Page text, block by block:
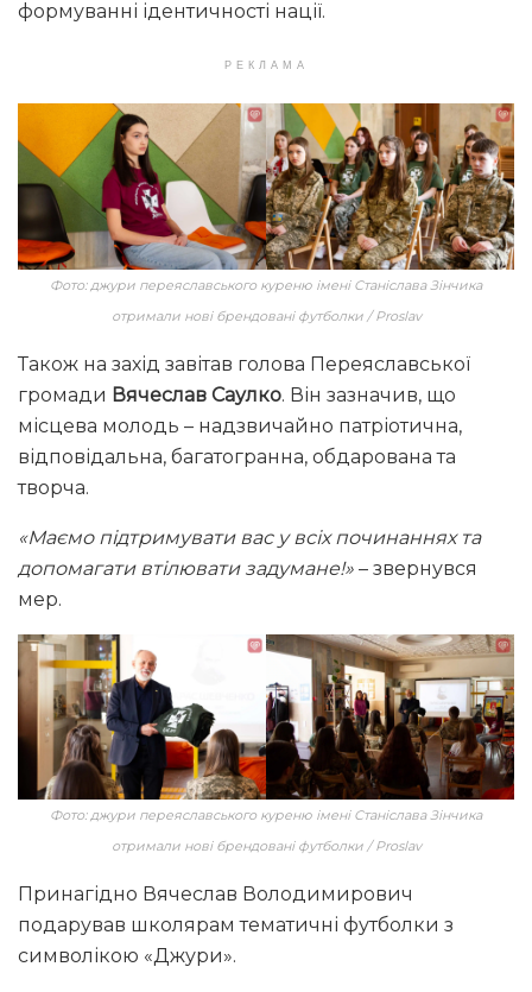
формуванні ідентичності нації.
РЕКЛАМА
Фото: джури переяславського куреню імені Станіслава Зінчика
отримали нові брендовані футболки / Proslav
Також на захід завітав голова Переяславської
громади Вячеслав Саулко. Він зазначив, що
місцева молодь – надзвичайно патріотична,
відповідальна, багатогранна, обдарована та
творча.
«Маємо підтримувати вас у всіх починаннях та
допомагати втілювати задумане!» – звернувся
мер.
Фото: джури переяславського куреню імені Станіслава Зінчика
отримали нові брендовані футболки / Proslav
Принагідно Вячеслав Володимирович
подарував школярам тематичні футболки з
символікою «Джури».